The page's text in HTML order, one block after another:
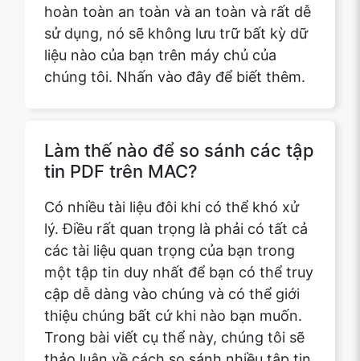
chúng tôi. Nhấn vào đây để biết thêm.
Làm thế nào để so sánh các tập
lý. Điều rất quan trọng là phải có tất cả
các tài liệu quan trọng của bạn trong
một tập tin duy nhất để bạn có thể truy
cập dễ dàng vào chúng và có thể giới
thiệu chúng bất cứ khi nào bạn muốn.
Trong bài viết cụ thể này, chúng tôi sẽ
thảo luận về cách so sánh nhiều tập tin
PDF thành một tập tin duy nhất trên
MAC. Công cụ của chúng tôi hoàn toàn
an toàn và an toàn và rất dễ sử dụng,